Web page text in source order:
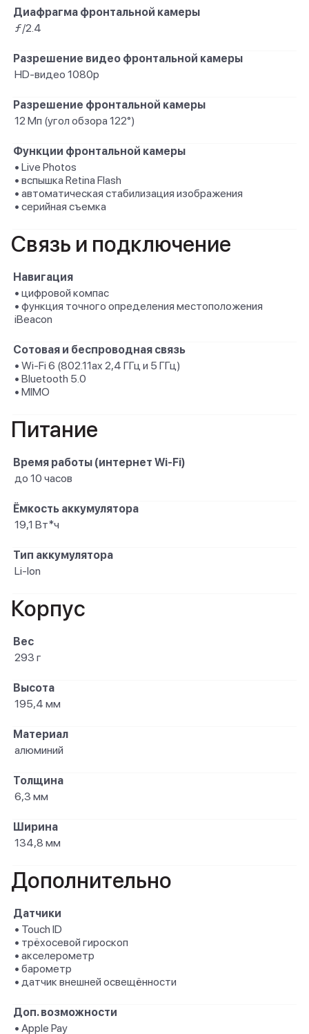
Диафрагма фронтальной камеры
ƒ/2.4
Разрешение видео фронтальной камеры
HD-видео 1080p
Разрешение фронтальной камеры
12 Мп (угол обзора 122°)
Функции фронтальной камеры
• Live Photos
• вспышка Retina Flash
• автоматическая стабилизация изображения
• серийная съемка
Связь и подключение
Навигация
• цифровой компас
• функция точного определения местоположения
iBeacon
Сотовая и беспроводная связь
• Wi-Fi 6 (802.11ax 2,4 ГГц и 5 ГГц)
• Bluetooth 5.0
• MIMO
Питание
Время работы (интернет Wi-Fi)
до 10 часов
Ёмкость аккумулятора
19,1 Вт*ч
Тип аккумулятора
Li-Ion
Корпус
Вес
293 г
Высота
195,4 мм
Материал
алюминий
Толщина
6,3 мм
Ширина
134,8 мм
Дополнительно
Датчики
• Touch ID
• трёхосевой гироскоп
• акселерометр
• барометр
• датчик внешней освещённости
Доп. возможности
• Apple Pay